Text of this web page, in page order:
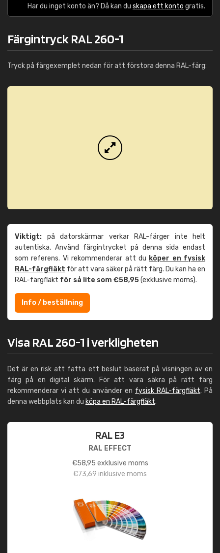
Har du inget konto än? Då kan du skapa ett konto gratis.
Färgintryck RAL 260-1
Tryck på färgexemplet nedan för att förstora denna RAL-färg:
Viktigt: på datorskärmar verkar RAL-färger inte helt
autentiska. Använd färgintrycket på denna sida endast
som referens. Vi rekommenderar att du köper en fysisk
RAL-färgfläkt för att vara säker på rätt färg. Du kan ha en
RAL-färgfläkt för så lite som €58,95(exklusive moms).
Info / beställning
Visa RAL 260-1 i verkligheten
Det är en risk att fatta ett beslut baserat på visningen av en
färg på en digital skärm. För att vara säkra på rätt färg
rekommenderar vi att du använder en fysisk RAL-färgfläkt. På
denna webbplats kan du köpa en RAL-färgfläkt.
RAL E3
RAL EFFECT
€58,95 exklusive moms
€73,69 inklusive moms